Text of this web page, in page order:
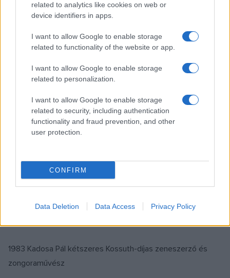
related to analytics like cookies on web or
device identifiers in apps.
I want to allow Google to enable storage
related to functionality of the website or app.
I want to allow Google to enable storage
related to personalization.
I want to allow Google to enable storage
related to security, including authentication
functionality and fraud prevention, and other
user protection.
CONFIRM
Data Deletion Data Access Privacy Policy
1951 Romsics Ignác Széchenyi-díjas történész, akadémikus
1967 Barabási Albert-László, az Egyesült Államokban élő
fizikus, az MTA külső tagja, Prima Primissima díjas
1968 Celine Dion Grammy-díjas kanadai popénekesnő
Március 30-án halt meg:
1912 Karl May, az amerikai vadnyugatról szóló regényeivel
1943 Pollák Antal mérnök, feltaláló
1978 Köpeczi Bócz István Jászai Mari-díjas jelmez- és
1983 Kadosa Pál kétszeres Kossuth-díjas zeneszerző és
zongoraművész